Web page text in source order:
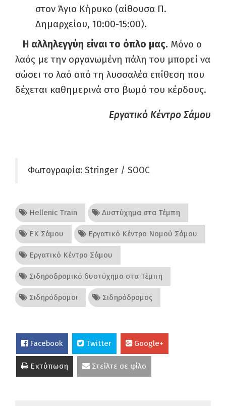
στον Άγιο Κήρυκο (αίθουσα Π.
Δημαρχείου, 10:00-15:00).
Η αλληλεγγύη είναι το όπλο μας. Μόνο ο
λαός με την οργανωμένη πάλη του μπορεί να
σώσει το λαό από τη λυσσαλέα επίθεση που
δέχεται καθημερινά στο βωμό του κέρδους.
Εργατικό Κέντρο Σάμου
Φωτογραφία: Stringer / SOOC
Hellenic Train Δυστύχημα στα Τέμπη
ΕΚ Σάμου Εργατικό Κέντρο Νομού Σάμου
Εργατικό Κέντρο Σάμου
Σιδηροδρομικό δυστύχημα στα Τέμπη
Σιδηρόδρομοι Σιδηρόδρομος
Facebook Twitter Google+
Εκτύπωση Στείλτε σε φίλο